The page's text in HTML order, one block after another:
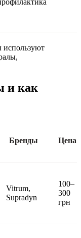
используют
и как
Бренды Цена
Vitrum,
Supradyn
100–
300
грн